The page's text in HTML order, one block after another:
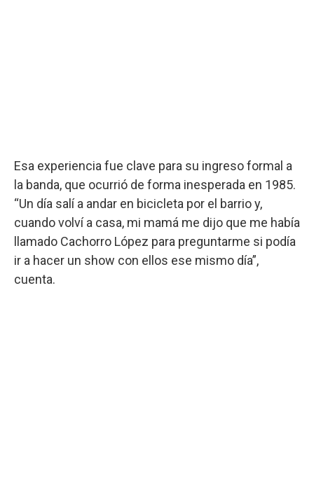
Esa experiencia fue clave para su ingreso formal a
la banda, que ocurrió de forma inesperada en 1985.
“Un día salí a andar en bicicleta por el barrio y,
cuando volví a casa, mi mamá me dijo que me había
llamado Cachorro López para preguntarme si podía
ir a hacer un show con ellos ese mismo día”,
cuenta.